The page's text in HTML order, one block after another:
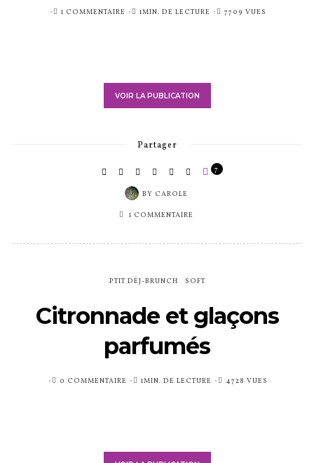
PUBLIÉ1 COMMENTAIRE 1MIN. DE LECTURE 7709 VUES
VOIR LA PUBLICATION
Partager
BY CAROLE
7
1 COMMENTAIRE
PTIT DÉJ-BRUNCH SOFT
Citronnade et glaçons
parfumés
PUBLIÉ0 COMMENTAIRE 1MIN. DE LECTURE 4728 VUES